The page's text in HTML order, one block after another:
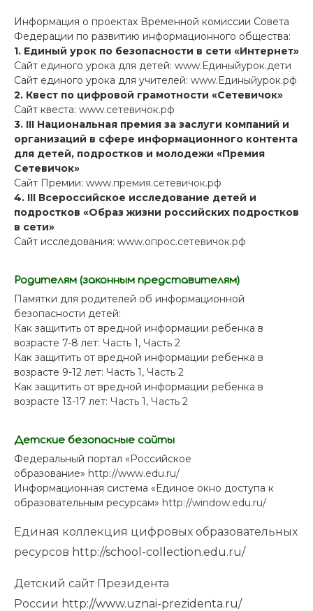
Информация о проектах Временной комиссии Совета
Федерации по развитию информационного общества:
1. Единый урок по безопасности в сети «Интернет»
Сайт единого урока для детей: www.Единыйурок.дети
Сайт единого урока для учителей: www.Единыйурок.рф
2. Квест по цифровой грамотности «Сетевичок»
Сайт квеста: www.сетевичок.рф
3. III Национальная премия за заслуги компаний и
организаций в сфере информационного контента
для детей, подростков и молодежи «Премия
Сетевичок»
Сайт Премии: www.премия.сетевичок.рф
4. III Всероссийское исследование детей и
подростков «Образ жизни российских подростков
в сети»
Сайт исследования: www.опрос.сетевичок.рф
Родителям (законным представителям)
Памятки для родителей об информационной
безопасности детей:
Как защитить от вредной информации ребенка в
возрасте 7-8 лет: Часть 1, Часть 2
Как защитить от вредной информации ребенка в
возрасте 9-12 лет: Часть 1, Часть 2
Как защитить от вредной информации ребенка в
возрасте 13-17 лет: Часть 1, Часть 2
Детские безопасные сайты
Федеральный портал «Российское
образование» http://www.edu.ru/
Информационная система «Единое окно доступа к
образовательным ресурсам» http://window.edu.ru/
Единая коллекция цифровых образовательных
ресурсов http://school-collection.edu.ru/
Детский сайт Президента
России http://www.uznai-prezidenta.ru/